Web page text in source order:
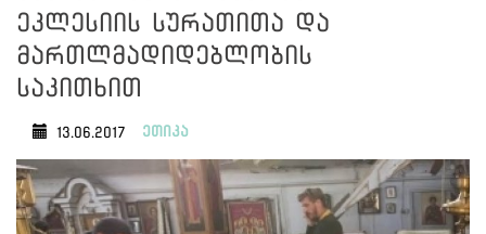
ეკლესიის სურათითა და
მართლმადიდებლობის
საკითხით
13.06.2017 ეთიკა